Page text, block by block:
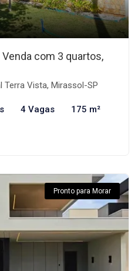
com 3 quartos,
Terra Vista, Mirassol-SP
4 Vagas 175 m²
Pronto para Morar